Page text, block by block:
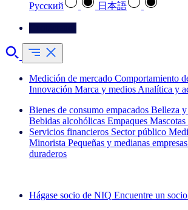
Pусский
日本語
Medición de mercado Comportamiento
Innovación Marca y medios Analítica y
Bienes de consumo empacados Belleza
Bebidas alcohólicas Empaques Mascotas
Servicios financieros Sector público
Minorista Pequeñas y medianas empresas
duraderos
Hágase socio de NIQ Encuentre un